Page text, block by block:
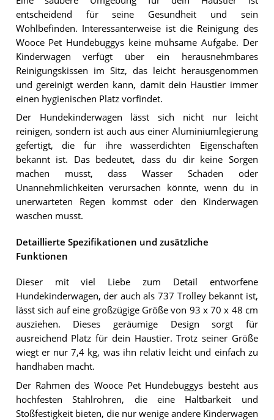
entscheidend für seine Gesundheit und sein
Wohlbefinden. Interessanterweise ist die Reinigung des
Wooce Pet Hundebuggys keine mühsame Aufgabe. Der
Kinderwagen verfügt über ein herausnehmbares
Reinigungskissen im Sitz, das leicht herausgenommen
und gereinigt werden kann, damit dein Haustier immer
einen hygienischen Platz vorfindet.
Der Hundekinderwagen lässt sich nicht nur leicht
reinigen, sondern ist auch aus einer Aluminiumlegierung
gefertigt, die für ihre wasserdichten Eigenschaften
bekannt ist. Das bedeutet, dass du dir keine Sorgen
machen musst, dass Wasser Schäden oder
Unannehmlichkeiten verursachen könnte, wenn du in
unerwarteten Regen kommst oder den Kinderwagen
waschen musst.
Detaillierte Spezifikationen und zusätzliche
Funktionen
Dieser mit viel Liebe zum Detail entworfene
Hundekinderwagen, der auch als 737 Trolley bekannt ist,
lässt sich auf eine großzügige Größe von 93 x 70 x 48 cm
ausziehen. Dieses geräumige Design sorgt für
ausreichend Platz für dein Haustier. Trotz seiner Größe
wiegt er nur 7,4 kg, was ihn relativ leicht und einfach zu
handhaben macht.
Der Rahmen des Wooce Pet Hundebuggys besteht aus
hochfesten Stahlrohren, die eine Haltbarkeit und
Stoßfestigkeit bieten, die nur wenige andere Kinderwagen